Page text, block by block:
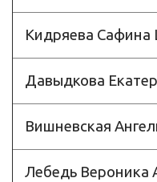
Кидряева
Давыдкова
Вишневская
Лебедь Вероника